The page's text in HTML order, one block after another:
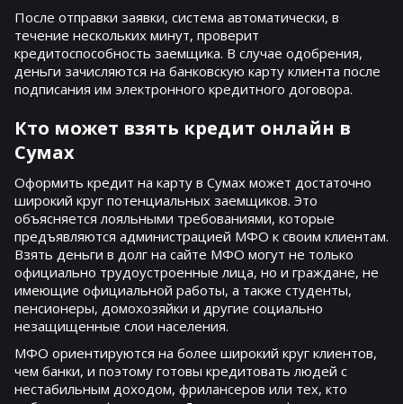
После отправки заявки, система автоматически, в
течение нескольких минут, проверит
кредитоспособность заемщика. В случае одобрения,
деньги зачисляются на банковскую карту клиента после
подписания им электронного кредитного договора.
Кто может взять кредит онлайн в
Сумах
Оформить кредит на карту в Сумах может достаточно
широкий круг потенциальных заемщиков. Это
объясняется лояльными требованиями, которые
предъявляются администрацией МФО к своим клиентам.
Взять деньги в долг на сайте МФО могут не только
официально трудоустроенные лица, но и граждане, не
имеющие официальной работы, а также студенты,
пенсионеры, домохозяйки и другие социально
незащищенные слои населения.
МФО ориентируются на более широкий круг клиентов,
чем банки, и поэтому готовы кредитовать людей с
нестабильным доходом, фрилансеров или тех, кто